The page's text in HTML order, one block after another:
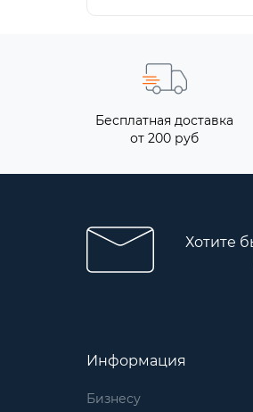
Бесплатная доставка
от 200 руб
Хотите
Информация
Бизнесу